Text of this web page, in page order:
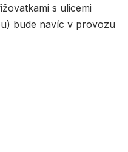
s ulicemi
bude navíc v provozu